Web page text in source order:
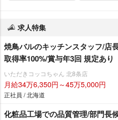
求人特集
焼鳥バルのキッチンスタッフ/店
取得率100%/賞与年3回 規定あり
いただきコッコちゃん 北8条店
月給34万6,350円～45万5,000円
正社員 / 北海道
化粧品工場での品質管理/部門長